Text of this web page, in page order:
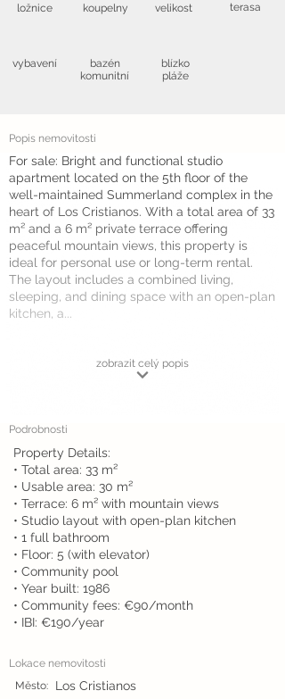
ložnice koupelny velikost
vybavení
bazén
komunitní
blízko
pláže
terasa
Popis nemovitosti
For sale: Bright and functional studio
apartment located on the 5th floor of the
well-maintained Summerland complex in the
heart of Los Cristianos. With a total area of 33
m² and a 6 m² private terrace offering
peaceful mountain views, this property is
ideal for personal use or long-term rental.
The layout includes a combined living,
sleeping, and dining space with an open-plan
kitchen, a...
zobrazit celý popis
Podrobnosti
Property Details:
• Total area: 33 m²
• Usable area: 30 m²
• Terrace: 6 m² with mountain views
• Studio layout with open-plan kitchen
• 1 full bathroom
• Floor: 5 (with elevator)
• Community pool
• Year built: 1986
• Community fees: €90/month
• IBI: €190/year
Lokace nemovitosti
Město:
Los Cristianos